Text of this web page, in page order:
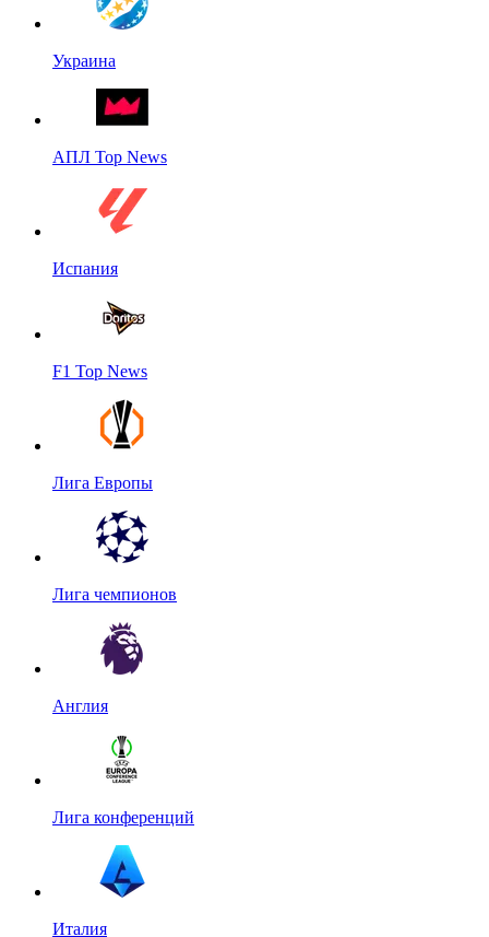
Украина
АПЛ Top News
Испания
F1 Top News
Лига Европы
Лига чемпионов
Англия
Лига конференций
Италия